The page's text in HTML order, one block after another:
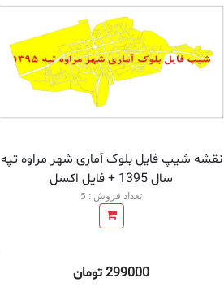
نقشه شیپ فایل بلوک آماری شهر مراوه تپه
سال 1395 + فايل اكسل
تعداد فروش : 5
299000 تومان